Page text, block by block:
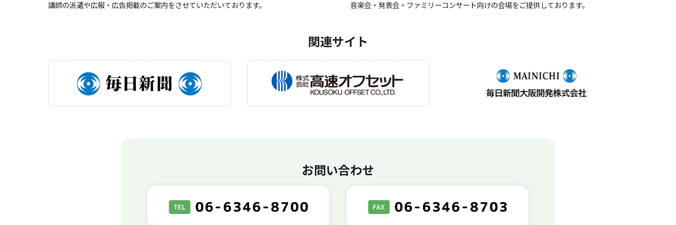
講師の派遣や広報・広告掲載のご案内をさせていただいております。 音楽会・発表会・ファミリーコンサート向けの会場をご提供しております。
関連サイト
お問い合わせ